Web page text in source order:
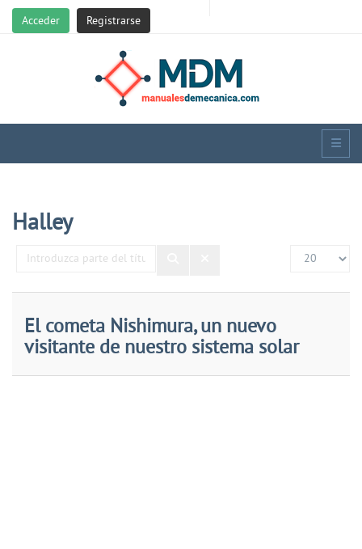
Acceder Registrarse
Halley
Introduzca
Cantidad
El cometa Nishimura, un nuevo
visitante de nuestro sistema solar